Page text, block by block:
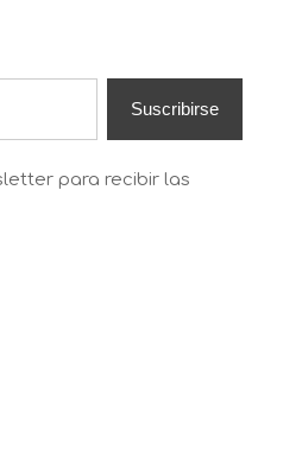
Suscribirse
para recibir las